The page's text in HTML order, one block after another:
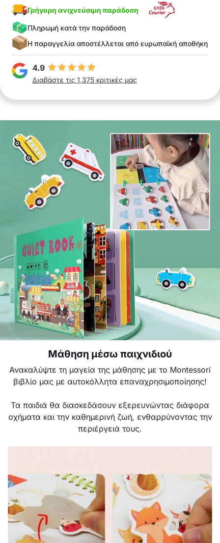
Γρήγορη ανιχνεύσιμη παράδοση
Πληρωμή κατά την παράδοση
Η παραγγελία αποστέλλεται από ευρωπαϊκή αποθήκη
4.9
Διαβάστε τις 1,375 κριτικές μας
Μάθηση μέσω παιχνιδιού
Ανακαλύψτε τη μαγεία της μάθησης με το Montessori
βιβλίο μας με αυτοκόλλητα επαναχρησιμοποίησης!
Τα παιδιά θα διασκεδάσουν εξερευνώντας διάφορα
οχήματα και την καθημερινή ζωή, ενθαρρύνοντας την
περιέργειά τους.